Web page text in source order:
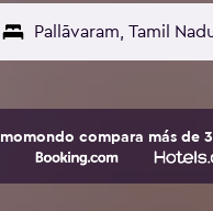
momondo compara más de